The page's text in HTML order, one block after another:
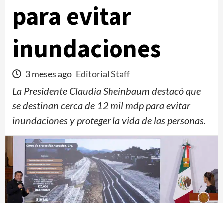
para evitar
inundaciones
3 meses ago Editorial Staff
La Presidente Claudia Sheinbaum destacó que
se destinan cerca de 12 mil mdp para evitar
inundaciones y proteger la vida de las personas.